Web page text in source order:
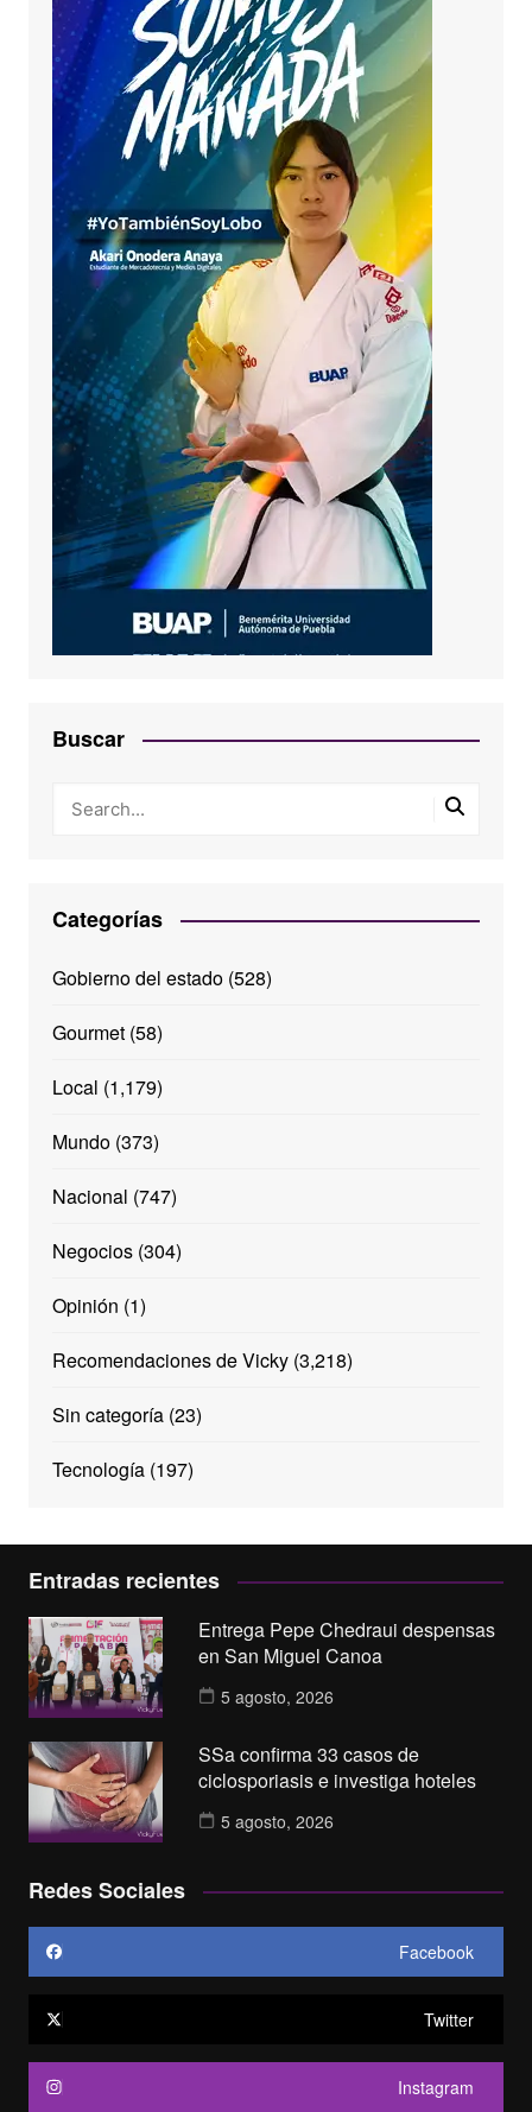
Buscar
Categorías
Gobierno del estado(528)
Gourmet(58)
Local (1,179)
Mundo(373)
Nacional (747)
Negocios(304)
Opinión (1)
Recomendaciones de Vicky(3,218)
Sin categoría(23)
Tecnología(197)
Entradas recientes
Entrega Pepe Chedraui despensas
en San Miguel Canoa
5 agosto, 2026
SSa confirma 33 casos de
ciclosporiasis e investiga hoteles
5 agosto, 2026
Redes Sociales
Facebook
Twitter
Instagram